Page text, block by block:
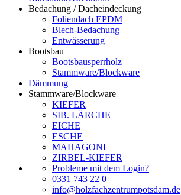
Bedachung / Dacheindeckung
Foliendach EPDM
Blech-Bedachung
Entwässerung
Bootsbau
Bootsbausperrholz
Stammware/Blockware
Dämmung
Stammware/Blockware
KIEFER
SIB. LÄRCHE
EICHE
ESCHE
MAHAGONI
ZIRBEL-KIEFER
Probleme mit dem Login?
0331 743 22 0
info@holzfachzentrumpotsdam.de